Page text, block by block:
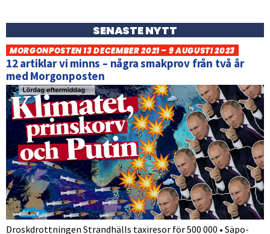
SENASTE NYTT
MORGONPOSTEN 13 DECEMBER 2021 – 9 AUGUSTI 2023
12 artiklar vi minns – några smakprov från två år
med Morgonposten
Droskdrottningen Strandhälls taxiresor för 500 000 • Säpo-